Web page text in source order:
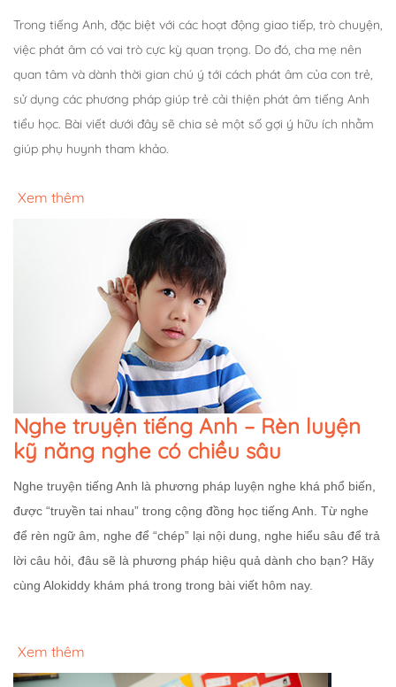
Trong tiếng Anh, đặc biệt với các hoạt động giao tiếp, trò chuyện,
việc phát âm có vai trò cực kỳ quan trọng. Do đó, cha mẹ nên
quan tâm và dành thời gian chú ý tới cách phát âm của con trẻ,
sử dụng các phương pháp giúp trẻ cải thiện phát âm tiếng Anh
tiểu học. Bài viết dưới đây sẽ chia sẻ một số gợi ý hữu ích nhằm
giúp phụ huynh tham khảo.
Xem thêm
Nghe truyện tiếng Anh – Rèn luyện
kỹ năng nghe có chiều sâu
Nghe truyện tiếng Anh là phương pháp luyện nghe khá phổ biến,
được “truyền tai nhau” trong cộng đồng học tiếng Anh. Từ nghe
để rèn ngữ âm, nghe để “chép” lại nội dung, nghe hiểu sâu để trả
lời câu hỏi, đâu sẽ là phương pháp hiệu quả dành cho bạn? Hãy
cùng Alokiddy khám phá trong trong bài viết hôm nay.
Xem thêm